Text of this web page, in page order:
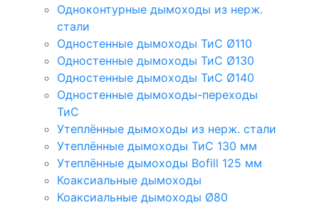
Одноконтурные дымоходы из нерж.
стали
Одностенные дымоходы ТиС Ø110
Одностенные дымоходы ТиС Ø130
Одностенные дымоходы ТиС Ø140
Одностенные дымоходы-переходы
ТиС
Утеплённые дымоходы из нерж. стали
Утеплённые дымоходы ТиС 130 мм
Утеплённые дымоходы Bofill 125 мм
Коаксиальные дымоходы
Коаксиальные дымоходы Ø80